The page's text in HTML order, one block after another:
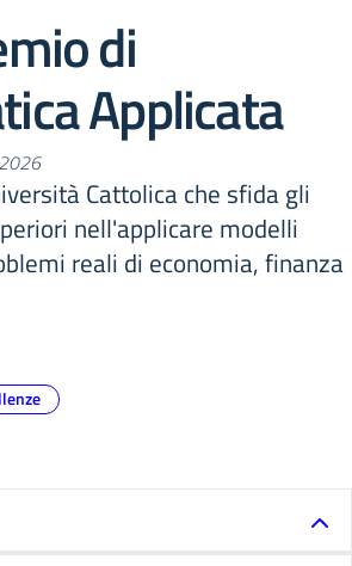
di
Applicata
Cattolica che sfida gli
nell'applicare modelli
reali di economia, finanza